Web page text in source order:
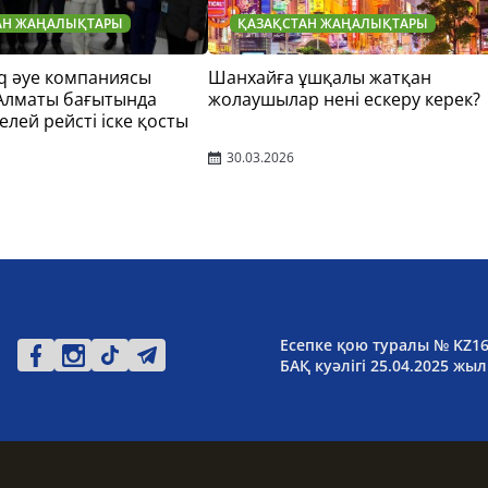
ЖАҢАЛЫҚТАРЫ
әуе компаниясы
бағытында
рейсті іске қосты
ҚАЗАҚСТАН ЖАҢАЛЫҚТАРЫ
Шанхайға ұшқалы жатқан
жолаушылар нені ескеру керек?
30.03.2026
Есепке қою туралы №
БАҚ куәлігі 25.04.2025